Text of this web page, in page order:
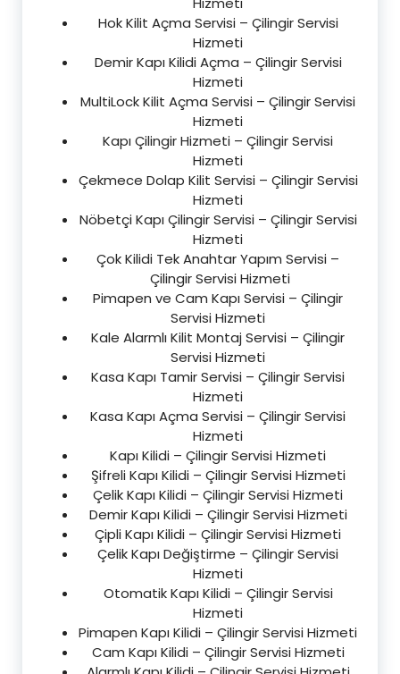
Hok Kilit Açma Servisi – Çilingir Servisi
Hizmeti
Demir Kapı Kilidi Açma – Çilingir Servisi
Hizmeti
MultiLock Kilit Açma Servisi – Çilingir Servisi
Hizmeti
Kapı Çilingir Hizmeti – Çilingir Servisi
Hizmeti
Çekmece Dolap Kilit Servisi – Çilingir Servisi
Hizmeti
Nöbetçi Kapı Çilingir Servisi – Çilingir Servisi
Hizmeti
Çok Kilidi Tek Anahtar Yapım Servisi –
Çilingir Servisi Hizmeti
Pimapen ve Cam Kapı Servisi – Çilingir
Servisi Hizmeti
Kale Alarmlı Kilit Montaj Servisi – Çilingir
Servisi Hizmeti
Kasa Kapı Tamir Servisi – Çilingir Servisi
Hizmeti
Kasa Kapı Açma Servisi – Çilingir Servisi
Hizmeti
Kapı Kilidi – Çilingir Servisi Hizmeti
Şifreli Kapı Kilidi – Çilingir Servisi Hizmeti
Çelik Kapı Kilidi – Çilingir Servisi Hizmeti
Demir Kapı Kilidi – Çilingir Servisi Hizmeti
Çipli Kapı Kilidi – Çilingir Servisi Hizmeti
Çelik Kapı Değiştirme – Çilingir Servisi
Hizmeti
Otomatik Kapı Kilidi – Çilingir Servisi
Hizmeti
Pimapen Kapı Kilidi – Çilingir Servisi Hizmeti
Cam Kapı Kilidi – Çilingir Servisi Hizmeti